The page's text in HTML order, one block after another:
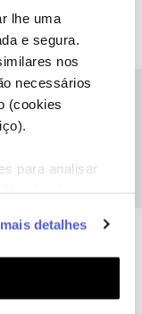
lhe uma
e segura.
nos
necessários
(cookies
para analisar
e
seus interesses
Pode gerir a
detalhes